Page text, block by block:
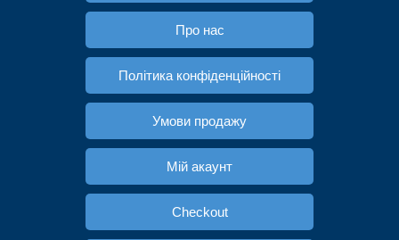
Про нас
Політика конфіденційності
Умови продажу
Мій акаунт
Checkout